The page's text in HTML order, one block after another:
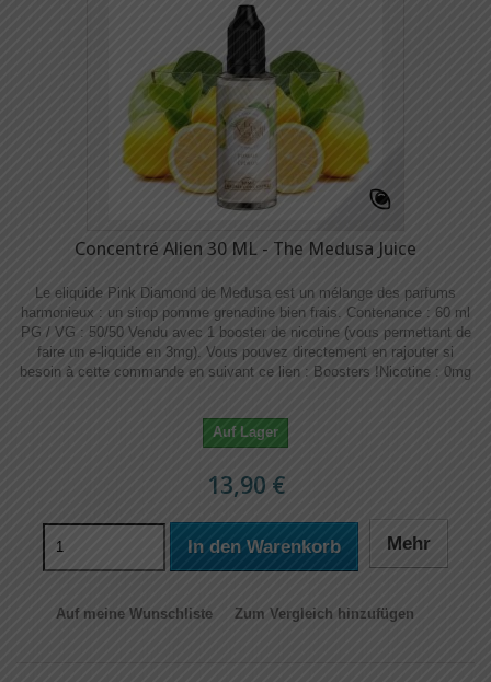
Concentré Alien 30 ML - The Medusa Juice
Le eliquide Pink Diamond de Medusa est un mélange des parfums
harmonieux : un sirop pomme grenadine bien frais. Contenance : 60 ml
PG / VG : 50/50 Vendu avec 1 booster de nicotine (vous permettant de
faire un e-liquide en 3mg). Vous pouvez directement en rajouter si
besoin à cette commande en suivant ce lien : Boosters !​​ Nicotine : 0mg
Auf Lager
13,90 €
In den Warenkorb Mehr
Auf meine Wunschliste Zum Vergleich hinzufügen